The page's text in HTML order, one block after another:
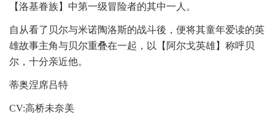
【洛基眷族】中第一级冒险者的其中一人。
自从看了贝尔与米诺陶洛斯的战斗後，便将其童年爱读的英
雄故事主角与贝尔重叠在一起，以【阿尔戈英雄】称呼贝
尔，十分亲近他。
蒂奥涅席吕特
CV:高桥未奈美